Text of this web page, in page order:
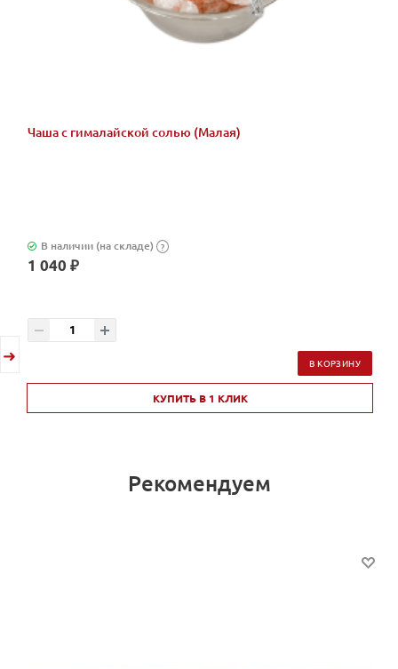
Чаша с гималайской солью (Малая)
В наличии (на складе) ?
1 040 ₽
В КОРЗИНУ
КУПИТЬ В 1 КЛИК
Рекомендуем